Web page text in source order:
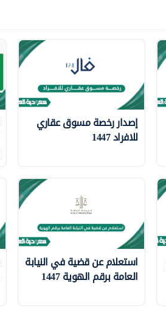
إصدار رخصة مسوق عقاري
للافراد 1447
استعلام عن قضية في النيابة
العامة برقم الهوية 1447